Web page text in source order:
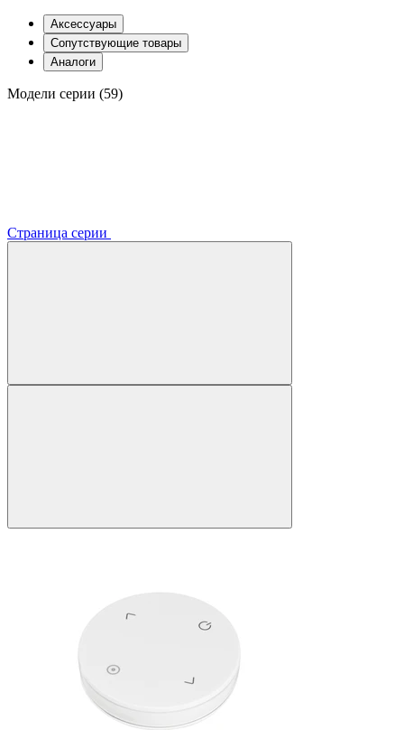
Аксессуары
Сопутствующие товары
Аналоги
Модели серии (59)
Страница серии